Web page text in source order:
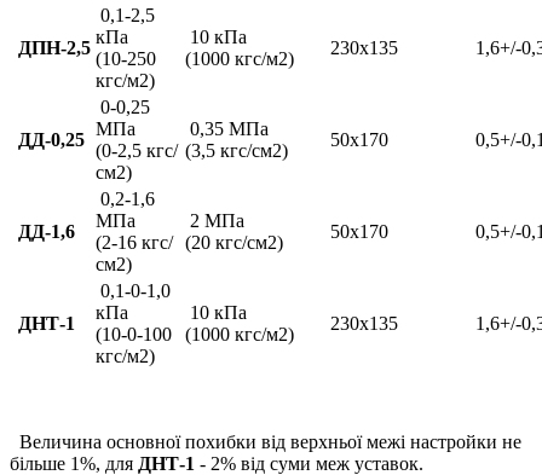
ДПН-2,5
0,1-2,5
кПа
(10-250
кгс/м2)
10 кПа
(1000 кгс/м2)
230х135 1,6+/-
ДД-0,25
0-0,25
МПа
(0-2,5 кгс/
см2)
0,35 МПа
(3,5 кгс/см2)
50х170 0,5+/-
ДД-1,6
0,2-1,6
МПа
(2-16 кгс/
см2)
2 МПа
(20 кгс/см2)
50х170 0,5+/-
ДНТ-1
0,1-0-1,0
кПа
(10-0-100
кгс/м2)
10 кПа
(1000 кгс/м2)
230х135 1,6+/-
Величина основної похибки від верхньої межі настройки не
більше 1%, для ДНТ-1 - 2% від суми меж уставок.